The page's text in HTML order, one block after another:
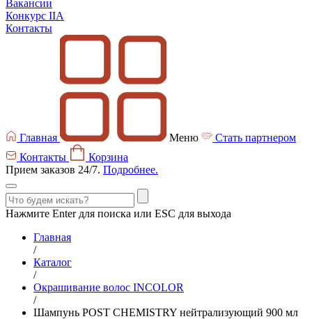
Вакансии
Конкурс IIA
Контакты
Главная Меню
Стать партнером
Контакты
Корзина
Прием заказов 24/7. Подробнее.
Нажмите Enter для поиска или ESC для выхода
Главная
/
Каталог
/
Окрашивание волос INCOLOR
/
Шампунь POST CHEMISTRY нейтрализующий 900 мл